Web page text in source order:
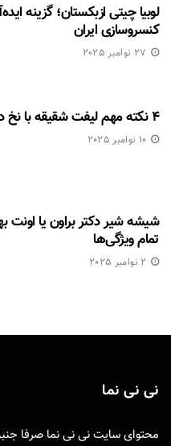
لوبیا چیتی ازبکستان؛ گزینه
کنسروسازی ایران
27 نوامبر 2025
۴ نکته مهم لیفت شقیقه با نخ در تهران
10 نوامبر 2025
شیشه شیر دکتر براون یا اونت
تمام ویژگی‌ها
2 نوامبر 2025
نی نی نما
محتوای سایت نی نی نما صرفا